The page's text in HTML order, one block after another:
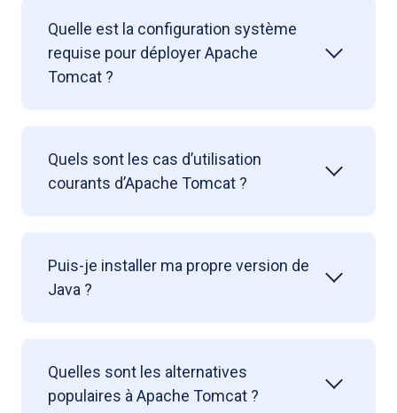
Quelle est la configuration système
requise pour déployer Apache
Tomcat ?
Quels sont les cas d’utilisation
courants d’Apache Tomcat ?
Puis-je installer ma propre version de
Java ?
Quelles sont les alternatives
populaires à Apache Tomcat ?